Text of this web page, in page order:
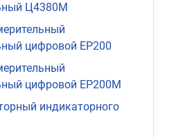
Ц4380М
цифровой ЕР200
цифровой ЕР200М
индикаторного